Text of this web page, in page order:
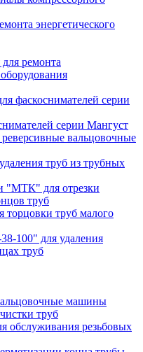
энергетического
ремонта
фаскоснимателей серии
серии Мангуст
вальцовочные
труб из трубных
"МТК" для отрезки
труб
торцовки труб малого
для удаления
труб
машины
труб
обслуживания резьбовых